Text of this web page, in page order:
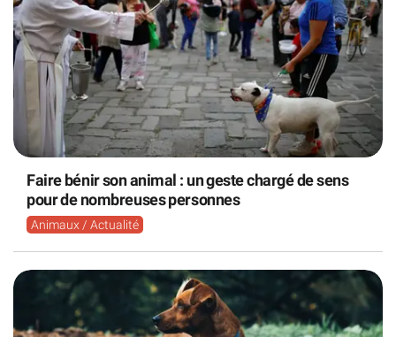
Faire bénir son animal : un geste chargé de sens
pour de nombreuses personnes
Animaux / Actualité